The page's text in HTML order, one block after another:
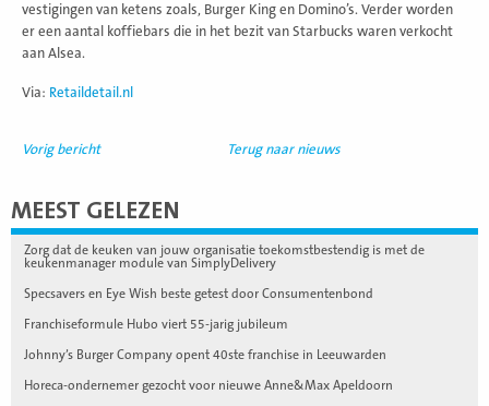
vestigingen van ketens zoals, Burger King en Domino’s. Verder worden
er een aantal koffiebars die in het bezit van Starbucks waren verkocht
aan Alsea.
Via: Retaildetail.nl
Vorig bericht Terug naar nieuws
MEEST GELEZEN
Zorg dat de keuken van jouw organisatie toekomstbestendig is met de
keukenmanager module van SimplyDelivery
Specsavers en Eye Wish beste getest door Consumentenbond
Franchiseformule Hubo viert 55-jarig jubileum
Johnny’s Burger Company opent 40ste franchise in Leeuwarden
Horeca-ondernemer gezocht voor nieuwe Anne&Max Apeldoorn